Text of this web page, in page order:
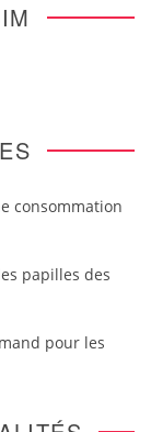
consommation
papilles des
pour les